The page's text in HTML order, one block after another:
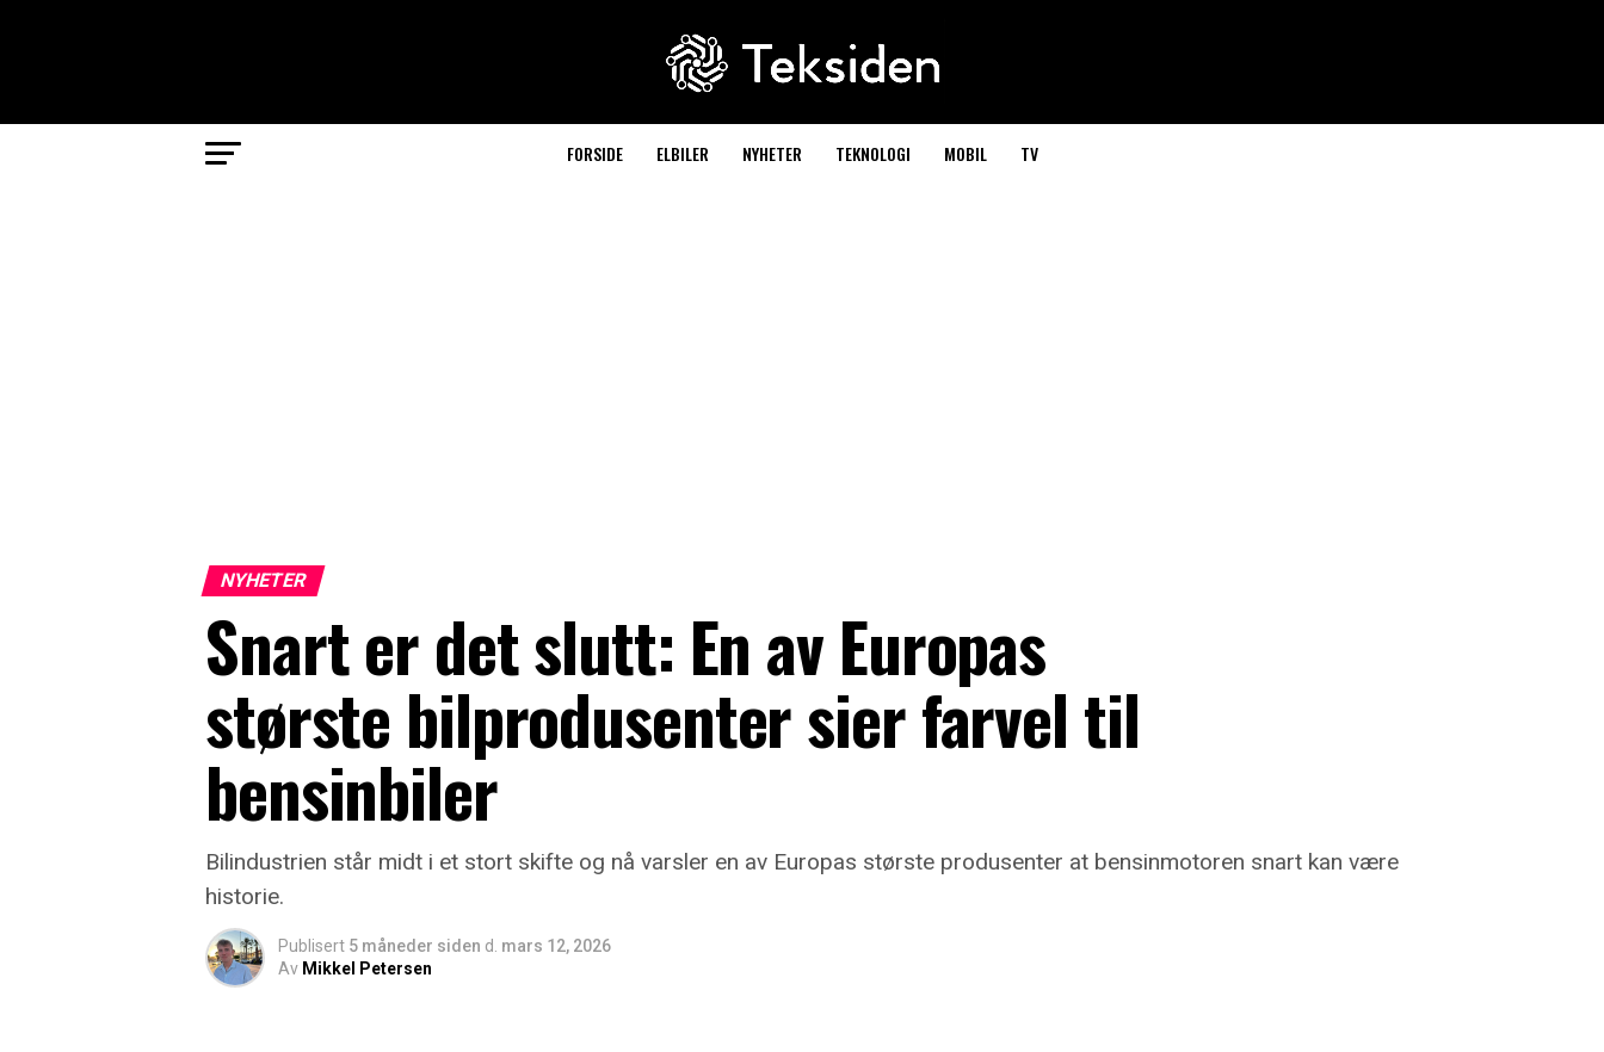
FORSIDE ELBILER NYHETER TEKNOLOGI MOBIL TV
NYHETER
Snart er det slutt: En av Europas
største bilprodusenter sier farvel til
bensinbiler
Bilindustrien står midt i et stort skifte og nå varsler en av Europas største produsenter at bensinmotoren snart kan være
historie.
Publisert 5 måneder siden d. mars 12, 2026
Av Mikkel Petersen